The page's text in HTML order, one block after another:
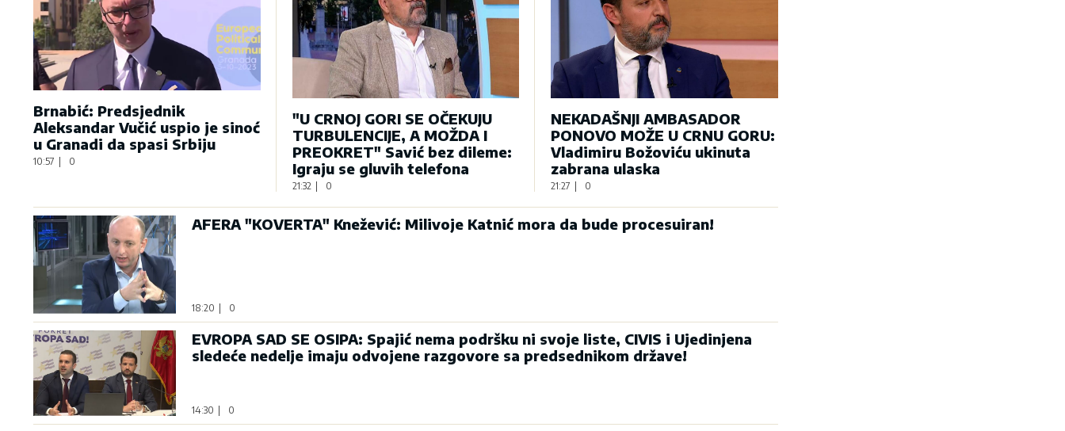
Brnabić: Predsjednik
Aleksandar Vučić uspio je sinoć
u Granadi da spasi Srbiju
10:57 0
"U CRNOJ GORI SE OČEKUJU
TURBULENCIJE, A MOŽDA I
PREOKRET" Savić bez dileme:
Igraju se gluvih telefona
21:32 | 0
NEKADAŠNJI AMBASADOR
PONOVO MOŽE U CRNU GORU:
Vladimiru Božoviću ukinuta
zabrana ulaska
21:27 | 0
AFERA "KOVERTA" Knežević: Milivoje Katnić mora da bude procesuiran!
18:20 0
EVROPA SAD SE OSIPA: Spajić nema podršku ni svoje liste, CIVIS i Ujedinjena
sledeće nedelje imaju odvojene razgovore sa predsednikom države!
14:30 0